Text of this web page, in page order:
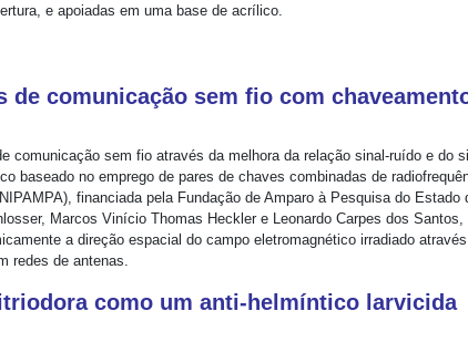
e apoiadas em uma base de acrílico.
comunicação sem fio com
comunicação sem fio através da melhora da relação sinal-ruído e do
baseado no emprego de pares de chaves combinadas de
financiada pela Fundação de Amparo à Pesquisa do Estado
Marcos Vinício Thomas Heckler e Leonardo Carpes dos Santos,
a direção espacial do campo eletromagnético irradiado
redes de antenas.
como um anti-helmíntico larvicida